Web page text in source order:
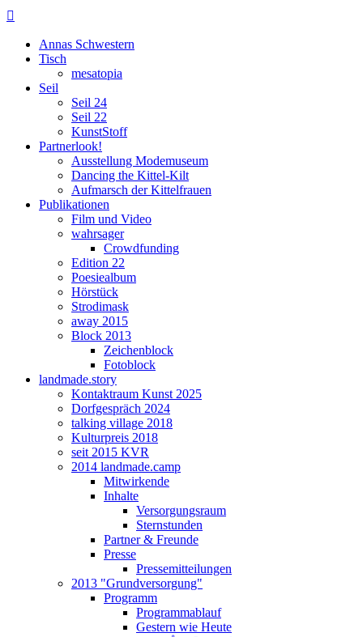

Annas Schwestern
Tisch
mesatopia
Seil
Seil 24
Seil 22
KunstStoff
Partnerlook!
Ausstellung Modemuseum
Dancing the Kittel-Kilt
Aufmarsch der Kittelfrauen
Publikationen
Film und Video
wahrsager
Crowdfunding
Edition 22
Poesiealbum
Hörstück
Strodimask
away 2015
Block 2013
Zeichenblock
Fotoblock
landmade.story
Kontaktraum Kunst 2025
Dorfgespräch 2024
talking village 2018
Kulturpreis 2018
seit 2015 KVR
2014 landmade.camp
Mitwirkende
Inhalte
Versorgungsraum
Sternstunden
Partner & Freunde
Presse
Pressemitteilungen
2013 "Grundversorgung"
Programm
Programmablauf
Gestern wie Heute